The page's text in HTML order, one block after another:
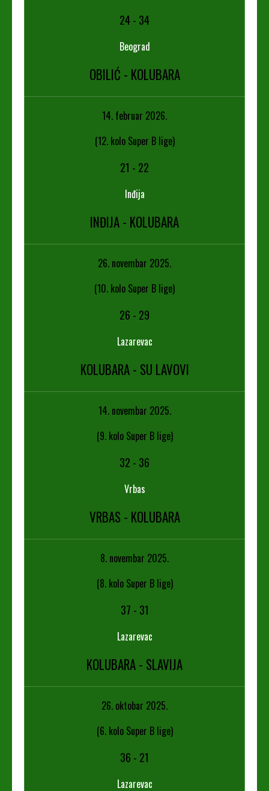
24- 34
Beograd
OBILIĆ - KOLUBARA
14. februar 2026.
(12. kolo Super B lige)
21 - 22
Inđija
INĐIJA - KOLUBARA
26. novembar 2025.
(10. kolo Super B lige)
26 - 29
Lazarevac
KOLUBARA - SU LAVOVI
14. novembar 2025.
(9. kolo Super B lige)
32 - 36
Vrbas
VRBAS - KOLUBARA
8. novembar 2025.
(8. kolo Super B lige)
37 - 31
Lazarevac
KOLUBARA - SLAVIJA
26. oktobar 2025.
(6. kolo Super B lige)
36 - 21
Lazarevac